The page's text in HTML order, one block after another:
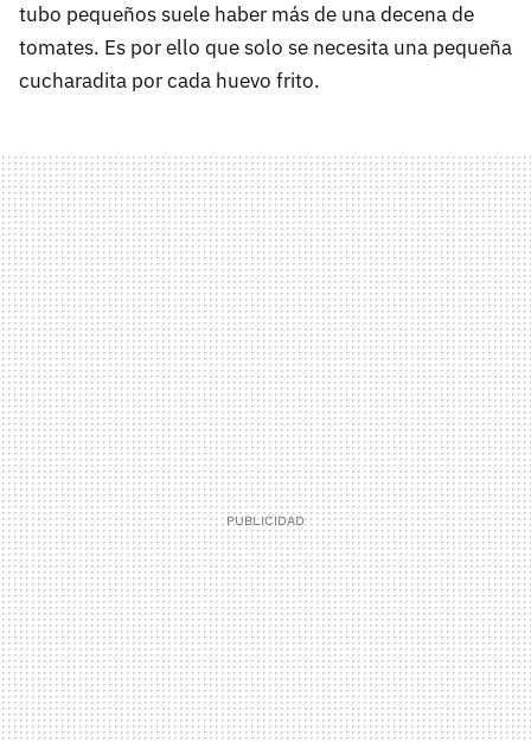
tubo pequeños suele haber más de una decena de
tomates. Es por ello que solo se necesita una pequeña
cucharadita por cada huevo frito.